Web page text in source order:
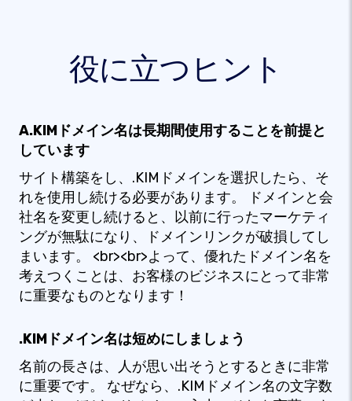
役に立つヒント
A.KIMドメイン名は長期間使用することを前提と
しています
サイト構築をし、.KIMドメインを選択したら、そ
れを使用し続ける必要があります。 ドメインと会
社名を変更し続けると、以前に行ったマーケティ
ングが無駄になり、ドメインリンクが破損してし
まいます。 <br><br>よって、優れたドメイン名を
考えつくことは、お客様のビジネスにとって非常
に重要なものとなります！
.KIMドメイン名は短めにしましょう
名前の長さは、人が思い出そうとするときに非常
に重要です。 なぜなら、.KIMドメイン名の文字数